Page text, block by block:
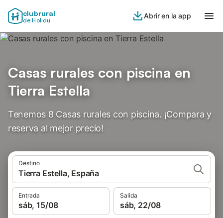
clubrural
de Holidu
Abrir en la app
Casas rurales con piscina en
Tierra Estella
Tenemos 8 Casas rurales con piscina. ¡Compara y
reserva al mejor precio!
Destino
Tierra Estella, España
Entrada
sáb, 15/08
Salida
sáb, 22/08